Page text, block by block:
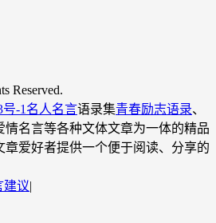
Reserved.
-1 名人名言语录集青春励志语录、
情名言等各种文体文章为一体的精品
爱好者提供一个便于阅读、分享的
建议|